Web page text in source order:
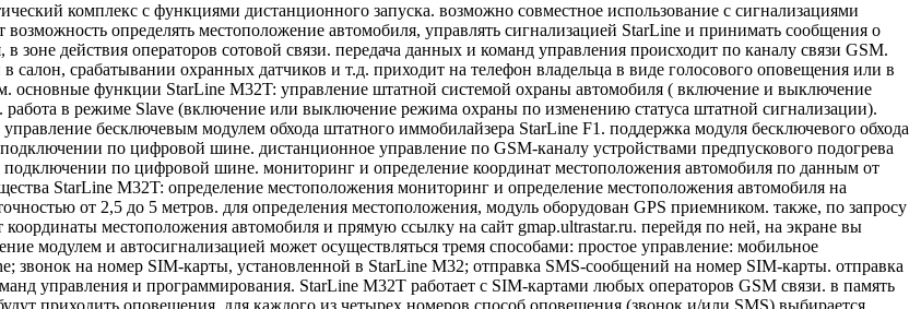
комплекс с функциями дистанционного запуска. возможно совместное использование с сигнализациями
определять местоположение автомобиля, управлять сигнализацией StarLine и принимать сообщения о
зоне действия операторов сотовой связи. передача данных и команд управления происходит по каналу связи GSM.
срабатывании охранных датчиков и т.д. приходит на телефон владельца в виде голосового оповещения или в
основные функции StarLine M32T: управление штатной системой охраны автомобиля ( включение и выключение
в режиме Slave (включение или выключение режима охраны по изменению статуса штатной сигнализации).
бесключевым модулем обхода штатного иммобилайзера StarLine F1. поддержка модуля бесключевого обхода
по цифровой шине. дистанционное управление по GSM-каналу устройствами предпускового подогрева
по цифровой шине. мониторинг и определение координат местоположения автомобиля по данным от
StarLine M32T: определение местоположения мониторинг и определение местоположения автомобиля на
от 2,5 до 5 метров. для определения местоположения, модуль оборудован GPS приемником. также, по запросу
местоположения автомобиля и прямую ссылку на сайт gmap.ultrastar.ru. перейдя по ней, на экране вы
модулем и автосигнализацией может осуществляться тремя способами: простое управление: мобильное
звонок на номер SIM-карты, установленной в StarLine M32; отправка SMS-сообщений на номер SIM-карты. отправка
управления и программирования. StarLine M32T работает с SIM-картами любых операторов GSM связи. в память
приходить оповещения. для каждого из четырех номеров способ оповещения (звонок и/или SMS) выбирается